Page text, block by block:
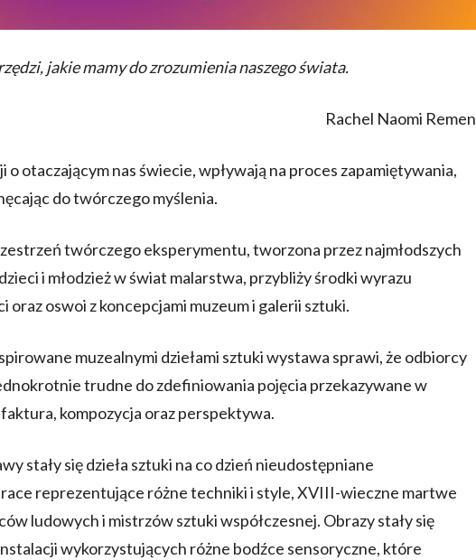
jakie mamy do zrozumienia naszego świata.
Rachel Naomi Remen
otaczającym nas świecie, wpływają na proces zapamiętywania,
do twórczego myślenia.
twórczego eksperymentu, tworzona przez najmłodszych
i młodzież w świat malarstwa, przybliży środki wyrazu
oswoi z koncepcjami muzeum i galerii sztuki.
muzealnymi dziełami sztuki wystawa sprawi, że odbiorcy
trudne do zdefiniowania pojęcia przekazywane w
kompozycja oraz perspektywa.
stały się dzieła sztuki na co dzień nieudostępniane
reprezentujące różne techniki i style, XVIII-wieczne martwe
ludowych i mistrzów sztuki współczesnej. Obrazy stały się
wykorzystujących różne bodźce sensoryczne, które